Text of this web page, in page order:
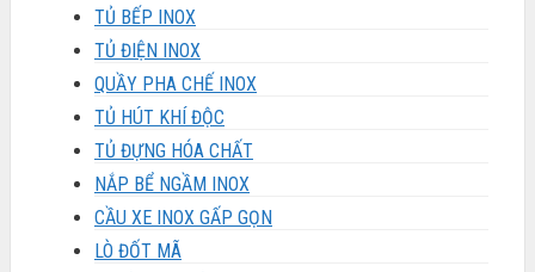
TỦ BẾP INOX
TỦ ĐIỆN INOX
QUẦY PHA CHẾ INOX
TỦ HÚT KHÍ ĐỘC
TỦ ĐỰNG HÓA CHẤT
NẮP BỂ NGẦM INOX
CẦU XE INOX GẤP GỌN
LÒ ĐỐT MÃ